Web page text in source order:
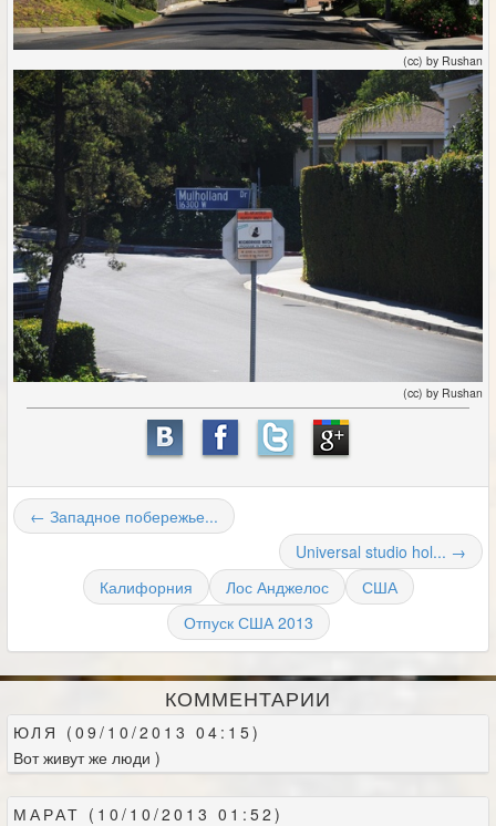
(cc) by Rushan
(cc) by Rushan
← Западное побережье...
Universal studio hol... →
Калифорния
Лос Анджелос
США
Отпуск США 2013
КОММЕНТАРИИ
ЮЛЯ (09/10/2013 04:15)
Вот живут же люди )
МАРАТ (10/10/2013 01:52)